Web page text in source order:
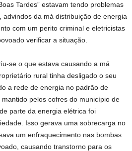
Tardes” estavam tendo problemas
da má distribuição de energia
com um perito criminal e eletricistas
verificar a situação.
se o que estava causando a má
rural tinha desligado o seu
a rede de energia no padrão de
pelos cofres do município de
parte da energia elétrica foi
Isso gerava uma sobrecarga no
um enfraquecimento nas bombas
causando transtorno para os